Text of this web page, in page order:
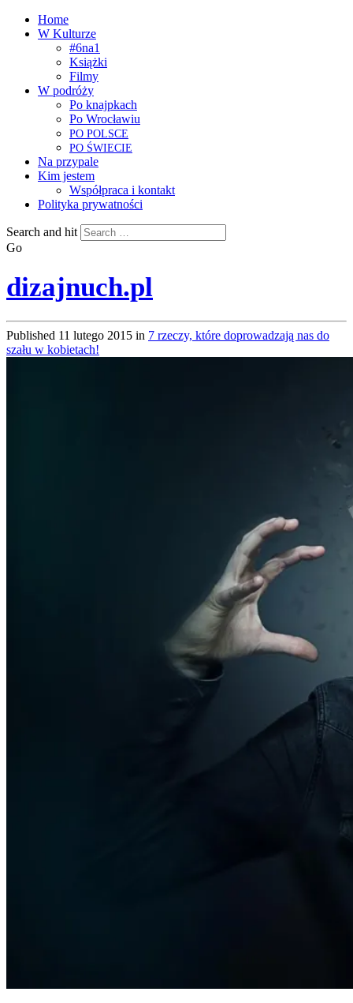
Home
W Kulturze
#6na1
Książki
Filmy
W podróży
Po knajpkach
Po Wrocławiu
PO POLSCE
PO ŚWIECIE
Na przypale
Kim jestem
Współpraca i kontakt
Polityka prywatności
Search and hit
Go
dizajnuch.pl
Published 11 lutego 2015 in 7 rzeczy, które doprowadzają nas do
szału w kobietach!